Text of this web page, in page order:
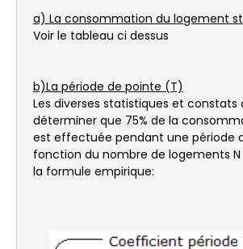
a) La consommation du logement
Voir le tableau ci dessus
b)La période de pointe (T)
Les diverses statistiques et constats
déterminer que 75% de la
est effectuée pendant une période
fonction du nombre de logements N
la formule empirique: